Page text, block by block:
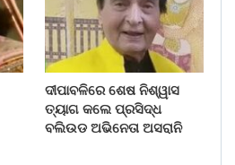
ଦୀପାବଳିରେ ଶେଷ ନିଶ୍ୱାସ
ତ୍ୟାଗ କଲେ ପ୍ରସିଦ୍ଧ
ବଲିଉଡ ଅଭିନେତା ଅସରାନି